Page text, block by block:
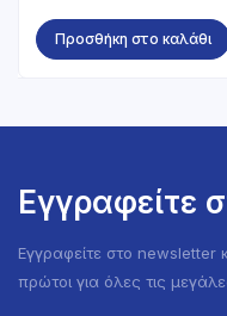
Προσθήκη στο καλάθι
Εγγραφείτε
Εγγραφείτε στο newsletter
πρώτοι για όλες τις